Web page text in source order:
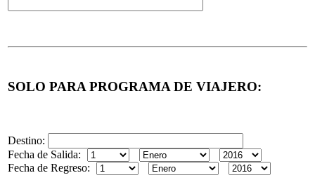
SOLO PARA PROGRAMA DE VIAJERO:
Destino:
Fecha de Salida:
Fecha de Regreso: